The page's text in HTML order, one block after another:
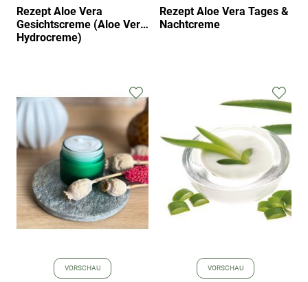
Rezept Aloe Vera
Gesichtscreme (Aloe Vera
Hydrocreme)
Rezept Aloe Vera Tages &
Nachtcreme
VORSCHAU
Zur
Wunschliste
hinzufügen
VORSCHAU
Zur